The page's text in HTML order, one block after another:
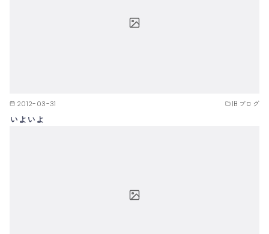
2012-03-31 旧ブログ
いよいよ